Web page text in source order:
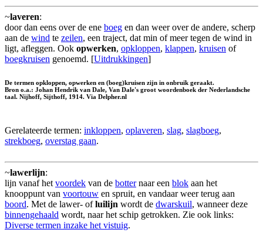
~laveren:
door dan eens over de ene boeg en dan weer over de andere, scherp
aan de wind te zeilen, een traject, dat min of meer tegen de wind in
ligt, afleggen. Ook opwerken, opkloppen, klappen, kruisen of
boegkruisen genoemd. [Uitdrukkingen]
De termen opkloppen, opwerken en (boeg)kruisen zijn in onbruik geraakt.
Bron o.a.: Johan Hendrik van Dale, Van Dale's groot woordenboek der Nederlandsche
taal. Nijhoff, Sijthoff, 1914. Via Delpher.nl
Gerelateerde termen: inkloppen, oplaveren, slag, slagboeg,
strekboeg, overstag gaan.
~lawerlijn:
lijn vanaf het voordek van de botternaar een blok aan het
knooppunt van voortouw en spruit, en vandaar weer terug aan
boord. Met de lawer- ofluilijn wordt de dwarskuil, wanneer deze
binnengehaald wordt, naar het schip getrokken. Zie ook links:
Diverse termen inzake het vistuig.